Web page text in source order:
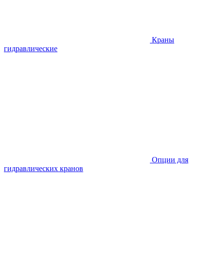
Краны
гидравлические
Опции для
гидравлических кранов